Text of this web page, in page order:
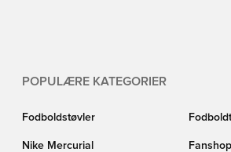
POPULÆRE KATEGORIER
Fodboldstøvler
Nike Mercurial Fanshop